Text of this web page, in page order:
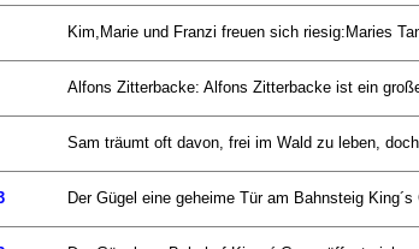
Kim,Marie und Franzi freuen sich riesig:Maries
Alfons Zitterbacke: Alfons Zitterbacke ist ein
Sam träumt oft davon, frei im Wald zu leben,
Der Gügel eine geheime Tür am Bahnsteig